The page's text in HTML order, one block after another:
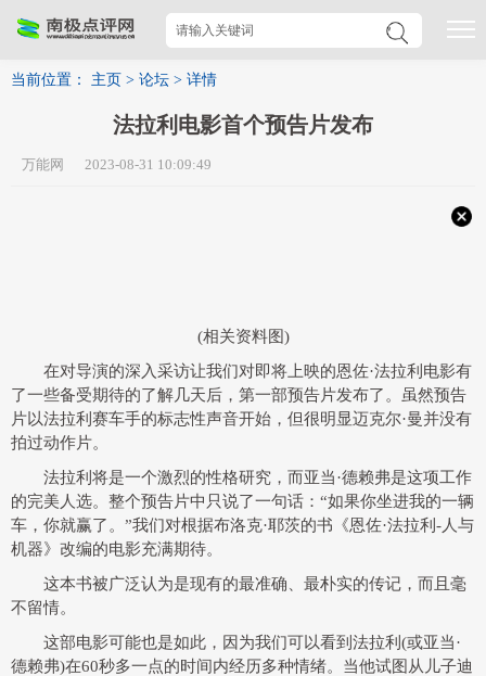
当前位置： 主页 > 论坛 > 详情
法拉利电影首个预告片发布
万能网 2023-08-31 10:09:49
(相关资料图)
在对导演的深入采访让我们对即将上映的恩佐·法拉利电影有
了一些备受期待的了解几天后，第一部预告片发布了。虽然预告
片以法拉利赛车手的标志性声音开始，但很明显迈克尔·曼并没有
拍过动作片。
法拉利将是一个激烈的性格研究，而亚当·德赖弗是这项工作
的完美人选。整个预告片中只说了一句话：“如果你坐进我的一辆
车，你就赢了。”我们对根据布洛克·耶茨的书《恩佐·法拉利-人与
机器》改编的电影充满期待。
这本书被广泛认为是现有的最准确、最朴实的传记，而且毫
不留情。
这部电影可能也是如此，因为我们可以看到法拉利(或亚当·
德赖弗)在60秒多一点的时间内经历多种情绪。当他试图从儿子迪